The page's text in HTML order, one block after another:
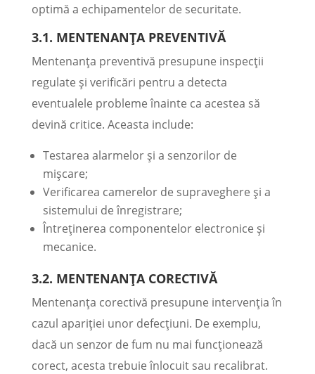
optimă a echipamentelor de securitate.
3.1. MENTENANȚA PREVENTIVĂ
Mentenanța preventivă presupune inspecții
regulate și verificări pentru a detecta
eventualele probleme înainte ca acestea să
devină critice. Aceasta include:
Testarea alarmelor și a senzorilor de
mișcare;
Verificarea camerelor de supraveghere și a
sistemului de înregistrare;
Întreținerea componentelor electronice și
mecanice.
3.2. MENTENANȚA CORECTIVĂ
Mentenanța corectivă presupune intervenția în
cazul apariției unor defecțiuni. De exemplu,
dacă un senzor de fum nu mai funcționează
corect, acesta trebuie înlocuit sau recalibrat.